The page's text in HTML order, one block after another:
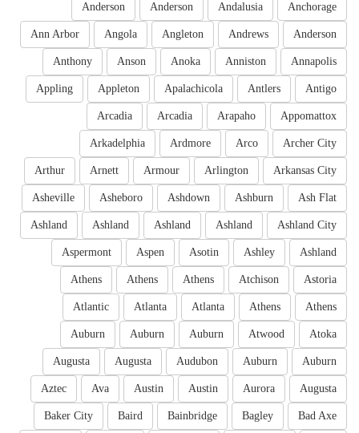
Anchorage
Andalusia
Anderson
Anderson
Anderson
Andrews
Angleton
Angola
Ann Arbor
Annapolis
Anniston
Anoka
Anson
Anthony
Antigo
Antlers
Apalachicola
Appleton
Appling
Appomattox
Arapaho
Arcadia
Arcadia
Archer City
Arco
Ardmore
Arkadelphia
Arkansas City
Arlington
Armour
Arnett
Arthur
Ash Flat
Ashburn
Ashdown
Asheboro
Asheville
Ashland City
Ashland
Ashland
Ashland
Ashland
Ashland
Ashley
Asotin
Aspen
Aspermont
Astoria
Atchison
Athens
Athens
Athens
Athens
Athens
Atlanta
Atlanta
Atlantic
Atoka
Atwood
Auburn
Auburn
Auburn
Auburn
Auburn
Audubon
Augusta
Augusta
Augusta
Aurora
Austin
Austin
Ava
Aztec
Bad Axe
Bagley
Bainbridge
Baird
Baker City